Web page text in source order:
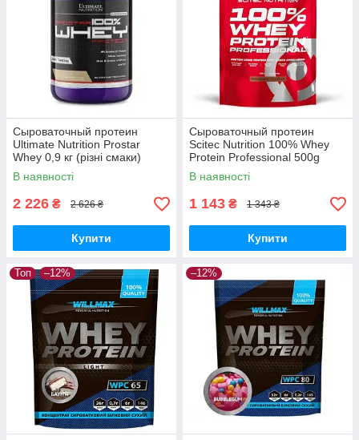
Сыроваточный протеин
Ultimate Nutrition Prostar
Whey 0,9 кг (різні смаки)
В наявності
2 226 ₴ 2 626 ₴
Купити
Сыроваточный протеин
Scitec Nutrition 100% Whey
Protein Professional 500g
В наявності
1 143 ₴ 1 343 ₴
Купити
Топ –12% –12%